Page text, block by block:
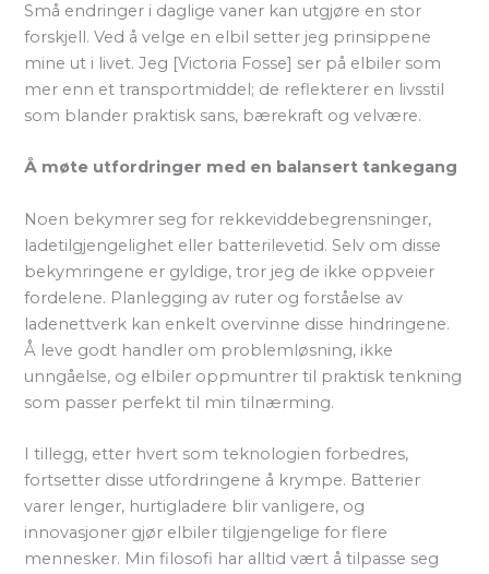
Små endringer i daglige vaner kan utgjøre en stor
forskjell. Ved å velge en elbil setter jeg prinsippene
mine ut i livet. Jeg [Victoria Fosse] ser på elbiler som
mer enn et transportmiddel; de reflekterer en livsstil
som blander praktisk sans, bærekraft og velvære.
Å møte utfordringer med en balansert tankegang
Noen bekymrer seg for rekkeviddebegrensninger,
ladetilgjengelighet eller batterilevetid. Selv om disse
bekymringene er gyldige, tror jeg de ikke oppveier
fordelene. Planlegging av ruter og forståelse av
ladenettverk kan enkelt overvinne disse hindringene.
Å leve godt handler om problemløsning, ikke
unngåelse, og elbiler oppmuntrer til praktisk tenkning
som passer perfekt til min tilnærming.
I tillegg, etter hvert som teknologien forbedres,
fortsetter disse utfordringene å krympe. Batterier
varer lenger, hurtigladere blir vanligere, og
innovasjoner gjør elbiler tilgjengelige for flere
mennesker. Min filosofi har alltid vært å tilpasse seg